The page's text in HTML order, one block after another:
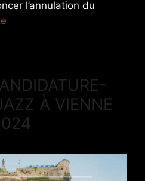
l’annulation du
À VIENNE